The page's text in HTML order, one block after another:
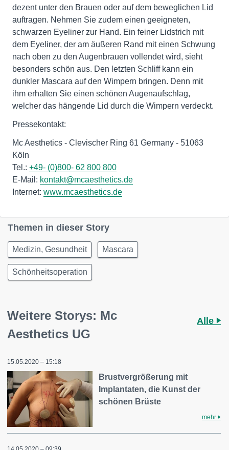
dezent unter den Brauen oder auf dem beweglichen Lid
auftragen. Nehmen Sie zudem einen geeigneten,
schwarzen Eyeliner zur Hand. Ein feiner Lidstrich mit
dem Eyeliner, der am äußeren Rand mit einen Schwung
nach oben zu den Augenbrauen vollendet wird, sieht
besonders schön aus. Den letzten Schliff kann ein
dunkler Mascara auf den Wimpern bringen. Denn mit
ihm erhalten Sie einen schönen Augenaufschlag,
welcher das hängende Lid durch die Wimpern verdeckt.
Pressekontakt:
Mc Aesthetics - Clevischer Ring 61 Germany - 51063
Köln
Tel.: +49- (0)800- 62 800 800
E-Mail: kontakt@mcaesthetics.de
Internet: www.mcaesthetics.de
Themen in dieser Story
Medizin, Gesundheit Mascara
Schönheitsoperation
Weitere Storys: Mc
Aesthetics UG
Alle
15.05.2020 – 15:18
Brustvergrößerung mit
Implantaten, die Kunst der
schönen Brüste
mehr